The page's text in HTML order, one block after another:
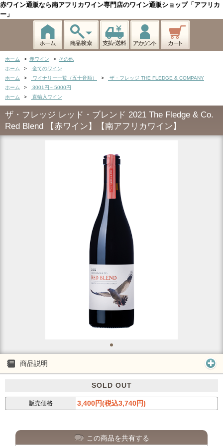
赤ワイン通販なら南アフリカワイン専門店のワイン通販ショップ「アフリカ
ー」
ホーム > 赤ワイン > その他
ホーム
>
全てのワイン
ホーム
> ワイナリー一覧（五十音順） >
ザ・フレッジ THE FLEDGE & COMPANY
ホーム
>
3001円～5000円
ホーム
> 直輸入ワイン
ザ・フレッジ レッド・ブレンド 2021 The Fledge & Co.
Red Blend 【赤ワイン】【南アフリカワイン】
商品説明
SOLD OUT
販売価格 3,400円(税込3,740円)
この商品を共有する